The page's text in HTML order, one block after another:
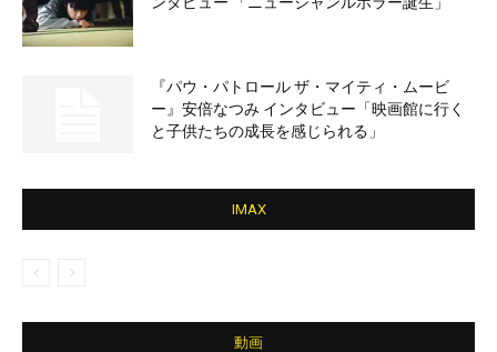
『パウ・パトロール ザ・マイティ・ムービ
ー』安倍なつみ インタビュー「映画館に行く
と子供たちの成長を感じられる」
IMAX
動画